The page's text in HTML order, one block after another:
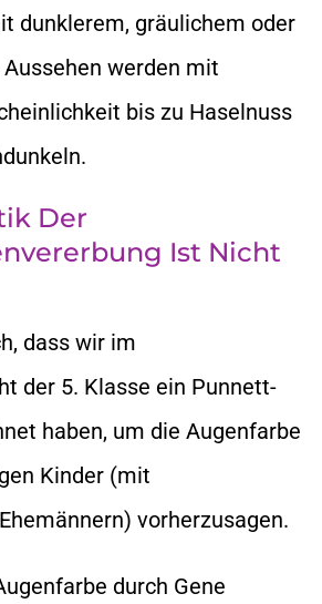
dunklerem, gräulichem oder
werden mit
bis zu Haselnuss
Der
Ist Nicht
dass wir im
der 5. Klasse ein Punnett-
haben, um die Augenfarbe
Kinder (mit
vorherzusagen.
durch Gene